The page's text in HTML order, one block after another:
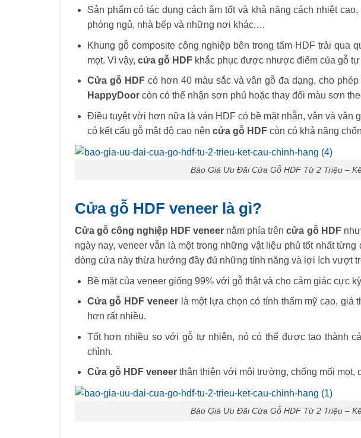
Sản phẩm có tác dụng cách âm tốt và khả năng cách nhiệt
phòng ngủ, nhà bếp và những nơi khác,…
Khung gỗ composite công nghiệp bên trong tấm HDF trải qua
mọt. Vì vậy, cửa gỗ HDFkhắc phục được nhược điểm của gỗ tự
Cửa gỗ HDFcó hơn 40 màu sắc và vân gỗ đa dạng, cho
HappyDoorcòn có thể nhận sơn phủ hoặc thay đổi màu sơn
Điều tuyệt vời hơn nữa là ván HDF có bề mặt nhẵn, vân và vân
có kết cấu gỗ mật độ cao nên cửa gỗ HDFcòn có khả năng
Báo Giá Ưu Đãi Cửa Gỗ HDF Từ 2 Triệu –
Cửa gỗ HDF veneer là gì?
Cửa gỗ công nghiệp HDF veneer nằm phía trêncửa gỗ HDF
ngày nay, veneer vẫn là một trong những vật liệu phủ tốt nhất
dòng cửa này thừa hưởng đầy đủ những tính năng và lợi ích vượt
Bề mặt của veneer giống 99% với gỗ thật và cho cảm giác cực
Cửa gỗ HDF veneerlà một lựa chọn có tính thẩm mỹ cao, giá
hơn rất nhiều.
Tốt hơn nhiều so với gỗ tự nhiên, nó có thể được tạo thành
chỉnh.
Cửa gỗ HDF veneerthân thiện với môi trường, chống mối mọt,
Báo Giá Ưu Đãi Cửa Gỗ HDF Từ 2 Triệu –